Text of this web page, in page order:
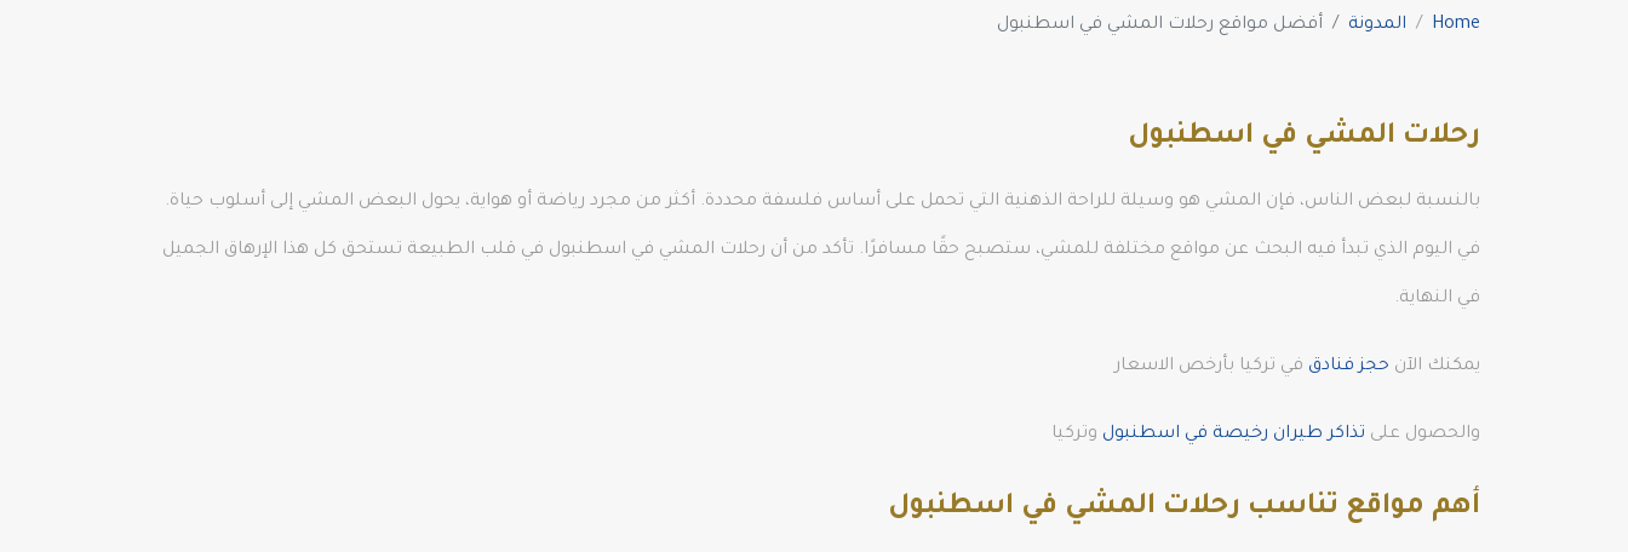
Home المدونة أفضل مواقع رحلات المشي في اسطنبول
رحلات المشي في اسطنبول
بالنسبة لبعض الناس، فإن المشي هو وسيلة للراحة الذهنية التي تحمل على أساس فلسفة محددة. أكثر من مجرد رياضة أو هواية، يحول البعض المشي إلى أسلوب حياة.
في اليوم الذي تبدأ فيه البحث عن مواقع مختلفة للمشي، ستصبح حقًا مسافرًا. تأكد من أن رحلات المشي في اسطنبول في قلب الطبيعة تستحق كل هذا الإرهاق الجميل
في النهاية.
يمكنك الآن حجز فنادق في تركيا بأرخص الاسعار
والحصول على تذاكر طيران رخيصة في اسطنبول وتركيا
أهم مواقع تناسب رحلات المشي في اسطنبول